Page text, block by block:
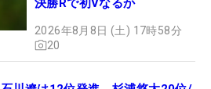
決勝Rで初Vなるか
2026年8月8日 (土) 17時58分
20